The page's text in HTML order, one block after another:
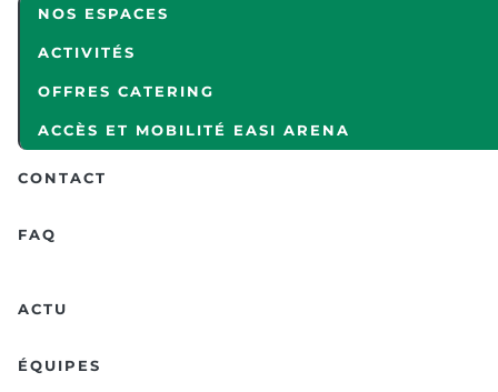
NOS ESPACES
ACTIVITÉS
OFFRES CATERING
ACCÈS ET MOBILITÉ EASI ARENA
CONTACT
FAQ
ACTU
ÉQUIPES